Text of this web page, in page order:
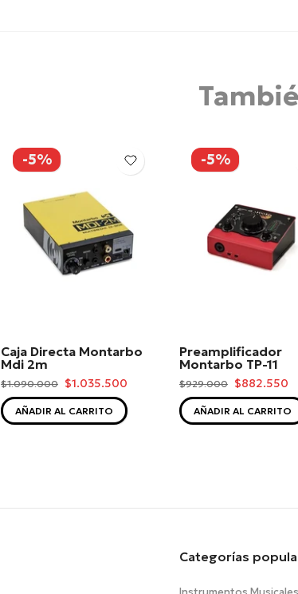
-5%
Caja Directa Montarbo
Mdi 2m
$1.090.000 $1.035.500
AÑADIR AL CARRITO
-5%
Preamplificador
Montarbo TP-11
$929.000 $882.550
AÑADIR AL CARRITO
Categorías